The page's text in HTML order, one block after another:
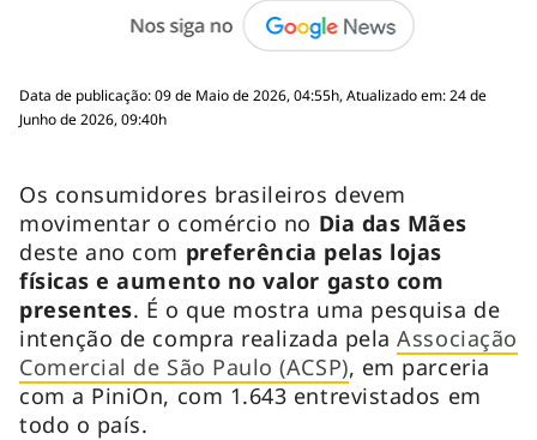
Data de publicação: 09 de Maio de 2026, 04:55h, Atualizado em: 24 de
Junho de 2026, 09:40h
Os consumidores brasileiros devem
movimentar o comércio no Dia das Mães
deste ano com preferência pelas lojas
físicas e aumento no valor gasto com
presentes. É o que mostra uma pesquisa de
intenção de compra realizada pelaAssociação
Comercial de São Paulo (ACSP), em parceria
com a PiniOn, com 1.643 entrevistados em
todo o país.